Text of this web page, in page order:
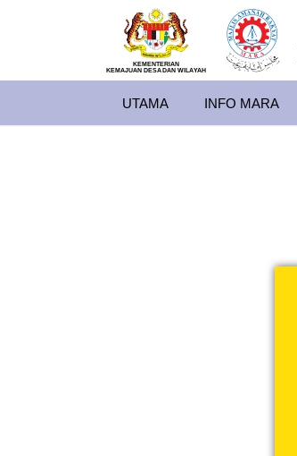
KEMENTERIAN
KEMAJUAN DESA DAN WILA YAH
UTAMA INFO MARA